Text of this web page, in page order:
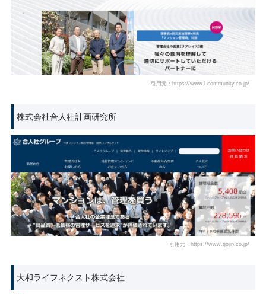
引用元：https://www.l-community.co.jp/
株式会社合人社計画研究所
引用元：https://www.gojin.co.jp/
大和ライフネクスト株式会社